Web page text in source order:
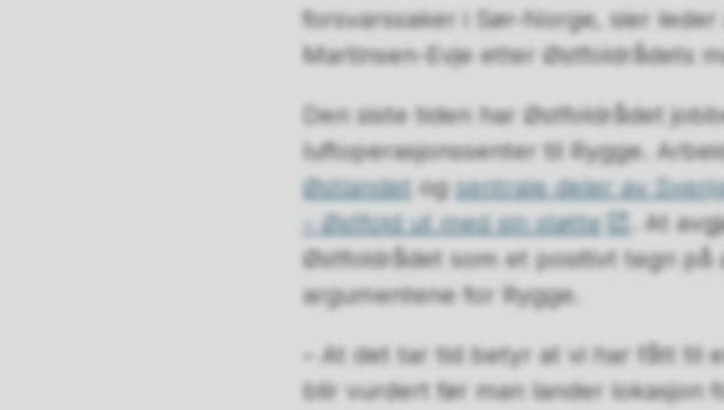
forsvarssaker i Sør-Norge, sier
Martinsen-Evje etter Østfoldrådets
Den siste tiden har Østfoldrådet
luftoperasjonssenter til Rygge.
Østlandet ogsentrale deler av
– Østfold ut med sin støtte
. At
Østfoldrådet som et positivt tegn på
argumentene for Rygge.
– At det tar tid betyr at vi har fått til
blir vurdert før man lander lokasjon